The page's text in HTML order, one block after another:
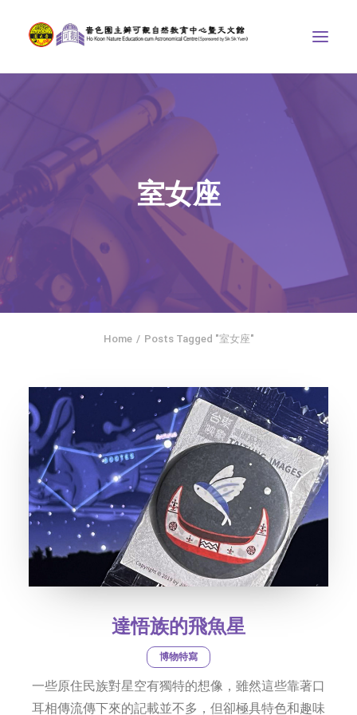
天文館
博物天地
比賽/專題計劃
聯絡我們
SEARCH
社交平台
字型大小
室女座
Home Posts Tagged "室女座"
達悟族的飛魚星
博物特寫
一些原住民族對星空有獨特的想像，雖然這些靠著口
耳相傳流傳下來的記載並不多，但卻極具特色和趣味